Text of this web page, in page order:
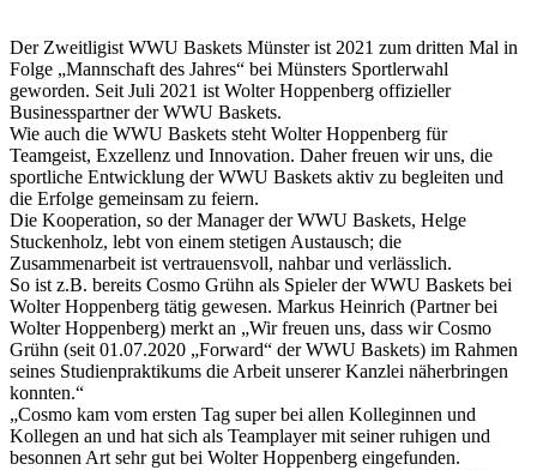
Der Zweitligist WWU Baskets Münster ist 2021 zum dritten Mal in
Folge „Mannschaft des Jahres“ bei Münsters Sportlerwahl
geworden. Seit Juli 2021 ist Wolter Hoppenberg offizieller
Businesspartner der WWU Baskets.
Wie auch die WWU Baskets steht Wolter Hoppenberg für
Teamgeist, Exzellenz und Innovation. Daher freuen wir uns, die
sportliche Entwicklung der WWU Baskets aktiv zu begleiten und
die Erfolge gemeinsam zu feiern.
Die Kooperation, so der Manager der WWU Baskets, Helge
Stuckenholz, lebt von einem stetigen Austausch; die
Zusammenarbeit ist vertrauensvoll, nahbar und verlässlich.
So ist z.B. bereits Cosmo Grühn als Spieler der WWU Baskets bei
Wolter Hoppenberg tätig gewesen. Markus Heinrich (Partner bei
Wolter Hoppenberg) merkt an „Wir freuen uns, dass wir Cosmo
Grühn (seit 01.07.2020 „Forward“ der WWU Baskets) im Rahmen
seines Studienpraktikums die Arbeit unserer Kanzlei näherbringen
konnten.“
„Cosmo kam vom ersten Tag super bei allen Kolleginnen und
Kollegen an und hat sich als Teamplayer mit seiner ruhigen und
besonnen Art sehr gut bei Wolter Hoppenberg eingefunden.